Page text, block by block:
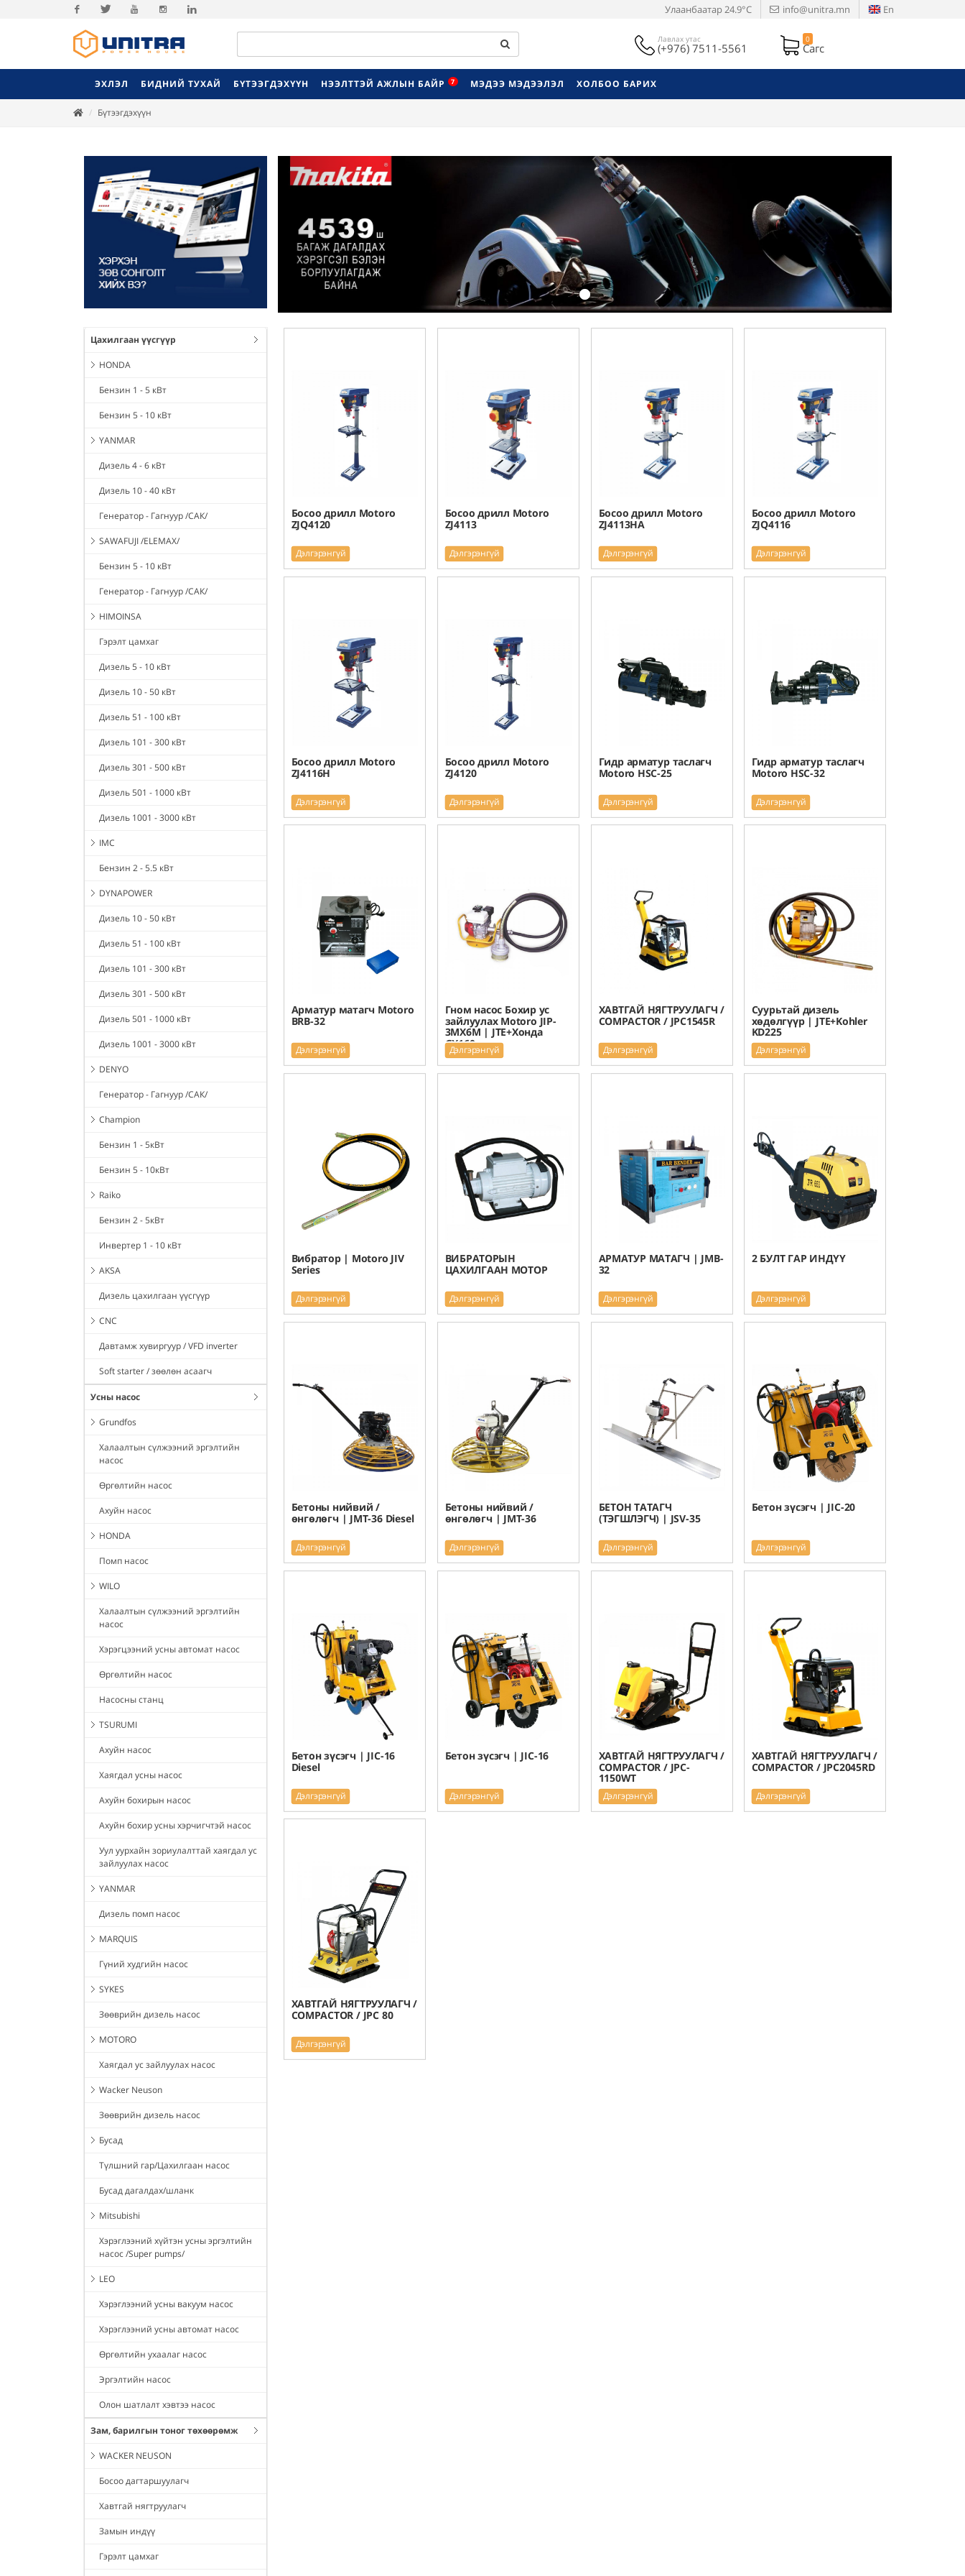
Facebook
Улаанбаатар24.9°C info@unitra.mn En
Лавлах утас
(+976) 7511-5561
0
Сагс
ЭХЛЭЛ БИДНИЙ ТУХАЙ БҮТЭЭГДЭХҮҮН НЭЭЛТТЭЙ АЖЛЫН БАЙР 7 МЭДЭЭ МЭДЭЭЛЭЛ ХОЛБОО БАРИХ
Бүтээгдэхүүн
Цахилгаан үүсгүүр
HONDA
Бензин 1 - 5 кВт
Бензин 5 - 10 кВт
YANMAR
Дизель 4 - 6 кВт
Дизель 10 - 40 кВт
Генератор - Гагнуур /САК/
SAWAFUJI /ELEMAX/
Бензин 5 - 10 кВт
Генератор - Гагнуур /САК/
HIMOINSA
Гэрэлт цамхаг
Дизель 5 - 10 кВт
Дизель 10 - 50 кВт
Дизель 51 - 100 кВт
Дизель 101 - 300 кВт
Дизель 301 - 500 кВт
Дизель 501 - 1000 кВт
Дизель 1001 - 3000 кВт
IMC
Бензин 2 - 5.5 кВт
DYNAPOWER
Дизель 10 - 50 кВт
Дизель 51 - 100 кВт
Дизель 101 - 300 кВт
Дизель 301 - 500 кВт
Дизель 501 - 1000 кВт
Дизель 1001 - 3000 кВт
DENYO
Генератор - Гагнуур /САК/
Champion
Бензин 1 - 5кВт
Бензин 5 - 10кВт
Raiko
Бензин 2 - 5кВт
Инвертер 1 - 10 кВт
AKSA
Дизель цахилгаан үүсгүүр
CNC
Давтамж хувиргуур / VFD inverter
Soft starter / зөөлөн асаагч
Усны насос
Grundfos
Халаалтын сүлжээний эргэлтийн
насос
Өргөлтийн насос
Ахуйн насос
HONDA
Помп насос
WILO
Халаалтын сүлжээний эргэлтийн
насос
Хэрэгцээний усны автомат насос
Өргөлтийн насос
Насосны станц
TSURUMI
Ахуйн насос
Хаягдал усны насос
Ахуйн бохирын насос
Ахуйн бохир усны хэрчигчтэй насос
Уул уурхайн зориулалттай хаягдал ус
зайлуулах насос
YANMAR
Дизель помп насос
MARQUIS
Гүний худгийн насос
SYKES
Зөөврийн дизель насос
MOTORO
Хаягдал ус зайлуулах насос
Wacker Neuson
Зөөврийн дизель насос
Бусад
Түлшний гар/Цахилгаан насос
Бусад дагалдах/шланк
Mitsubishi
Хэрэглээний хүйтэн усны эргэлтийн
насос /Super pumps/
LEO
Хэрэглээний усны вакуум насос
Хэрэглээний усны автомат насос
Өргөлтийн ухаалаг насос
Эргэлтийн насос
Олон шатлалт хэвтээ насос
Зам, барилгын тоног төхөөрөмж
WACKER NEUSON
Босоо дагтаршуулагч
Хавтгай нягтруулагч
Замын индүү
Гэрэлт цамхаг
Previous
Босоо дрилл Motoro
ZJQ4120
Дэлгэрэнгүй
Босоо дрилл Motoro
ZJ4113
Дэлгэрэнгүй
Босоо дрилл Motoro
ZJ4113HA
Дэлгэрэнгүй
Босоо дрилл Motoro
ZJQ4116
Дэлгэрэнгүй
Босоо дрилл Motoro
ZJ4116H
Дэлгэрэнгүй
Босоо дрилл Motoro
ZJ4120
Дэлгэрэнгүй
Гидр арматур таслагч
Motoro HSC-25
Дэлгэрэнгүй
Гидр арматур таслагч
Motoro HSC-32
Дэлгэрэнгүй
Арматур матагч Motoro
BRB-32
Дэлгэрэнгүй
Гном насос Бохир ус
зайлуулах Motoro JIP-
3MX6M | JTE+Хонда
GX160
Дэлгэрэнгүй
ХАВТГАЙ НЯГТРУУЛАГЧ /
COMPACTOR / JPC1545R
Дэлгэрэнгүй
Суурьтай дизель
хөдөлгүүр | JTE+Kohler
KD225
Дэлгэрэнгүй
Вибратор | Motoro JIV
Series
Дэлгэрэнгүй
ВИБРАТОРЫН
ЦАХИЛГААН МОТОР
Дэлгэрэнгүй
АРМАТУР МАТАГЧ | JMB-
32
Дэлгэрэнгүй
2 БУЛТ ГАР ИНДҮҮ
Дэлгэрэнгүй
Бетоны нийвий /
өнгөлөгч | JMT-36 Diesel
Дэлгэрэнгүй
Бетоны нийвий /
өнгөлөгч | JMT-36
Дэлгэрэнгүй
БЕТОН ТАТАГЧ
(ТЭГШЛЭГЧ) | JSV-35
Дэлгэрэнгүй
Бетон зүсэгч | JIC-20
Дэлгэрэнгүй
Бетон зүсэгч | JIC-16
Diesel
Дэлгэрэнгүй
Бетон зүсэгч | JIC-16
Дэлгэрэнгүй
ХАВТГАЙ НЯГТРУУЛАГЧ /
COMPACTOR / JPC-
1150WT
Дэлгэрэнгүй
ХАВТГАЙ НЯГТРУУЛАГЧ /
COMPACTOR / JPC2045RD
Дэлгэрэнгүй
ХАВТГАЙ НЯГТРУУЛАГЧ /
COMPACTOR / JPC 80
Дэлгэрэнгүй